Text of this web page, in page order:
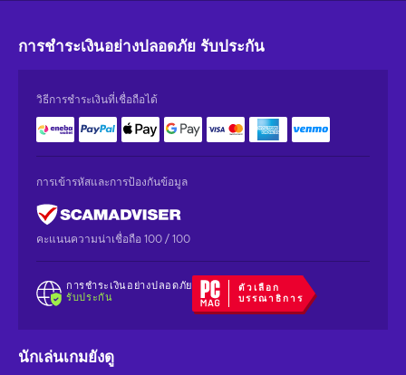
การชำระเงินอย่างปลอดภัย รับประกัน
วิธีการชำระเงินที่เชื่อถือได้
การเข้ารหัสและการป้องกันข้อมูล
คะแนนความน่าเชื่อถือ 100 / 100
การชำระเงินอย่างปลอดภัย
รับประกัน
ตัวเลือก
บรรณาธิการ
นักเล่นเกมยังดู